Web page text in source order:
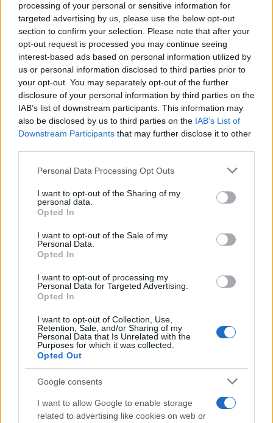
processing of your personal or sensitive information for
targeted advertising by us, please use the below opt-out
section to confirm your selection. Please note that after your
opt-out request is processed you may continue seeing
interest-based ads based on personal information utilized by
us or personal information disclosed to third parties prior to
your opt-out. You may separately opt-out of the further
disclosure of your personal information by third parties on the
IAB’s list of downstream participants. This information may
also be disclosed by us to third parties on the IAB’s List of
Downstream Participants that may further disclose it to other
Please note that this website/app uses one or more Google
not limited to your visit or usage behaviour. You may click to
grant or deny consent to Google and its third-party tags to
use your data for below specified purposes in below Google
consent section.
Personal Data Processing Opt Outs
I want to opt-out of the Sharing of my
personal data.
Opted In
I want to opt-out of the Sale of my
Personal Data.
Opted In
I want to opt-out of processing my
Personal Data for Targeted Advertising.
Opted In
I want to opt-out of Collection, Use,
Retention, Sale, and/or Sharing of my
Personal Data that Is Unrelated with the
Purposes for which it was collected.
Opted Out
Google consents
I want to allow Google to enable storage
related to advertising like cookies on web or
Σχόλια
Σχολίασε εδώ
50 /50
Υποβολή σχολίου
Όροι Χρήσης. Το site προστατεύεται από reCAPTCHA, ισχύουν
Πολιτική Απορρήτου&Όροι Χρήσηςτης Google.
Στη ΓΑΔΑ η 46χρονη που
κατηγορείται για
συμμετοχή στην τραγωδία
της Μαρφίν - Μεταφέρθηκε
απευθείας από το
αεροδρόμιο
Τραμπ: «Ο πόλεμος με
Ιράν θα τελειώσει
σύντομα – Εμείς
τα Στενά του